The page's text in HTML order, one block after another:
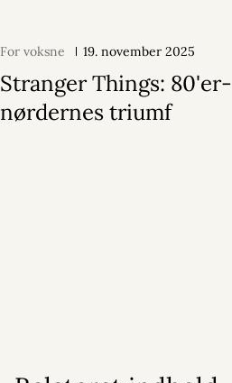
For voksne 19. november 2025
Stranger Things: 80'er-
nørdernes triumf